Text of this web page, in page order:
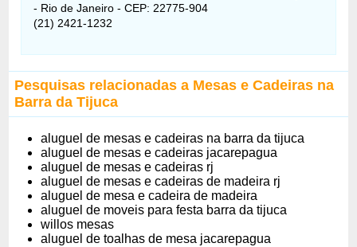
- Rio de Janeiro - CEP: 22775-904
(21) 2421-1232
Pesquisas relacionadas a Mesas e Cadeiras na
Barra da Tijuca
aluguel de mesas e cadeiras na barra da tijuca
aluguel de mesas e cadeiras jacarepagua
aluguel de mesas e cadeiras rj
aluguel de mesas e cadeiras de madeira rj
aluguel de mesa e cadeira de madeira
aluguel de moveis para festa barra da tijuca
willos mesas
aluguel de toalhas de mesa jacarepagua